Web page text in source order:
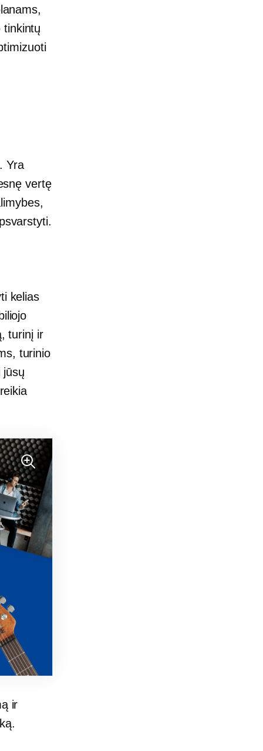
​​tinkintų
Yra
vertę
kelias
turinį ir
turinio
jūsų
ir